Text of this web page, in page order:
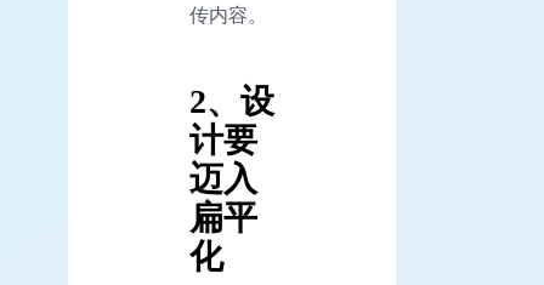
传内容。
2、设
计要
迈入
扁平
化